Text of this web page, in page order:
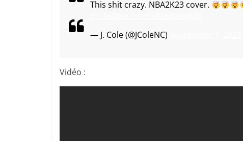
This shit crazy. NBA2K23 cover.
— J. Cole (@JColeNC)
Vidéo :